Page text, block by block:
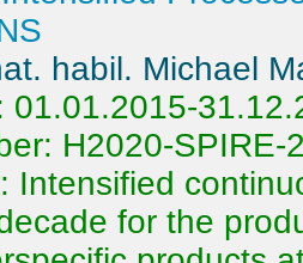
habil. Michael
01.01.2015-
H2020-SPIRE-
Intensified
for the